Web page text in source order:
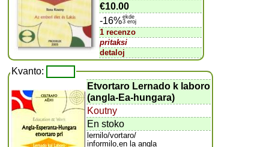
€10.00
-16%ekde
3 eroj
1 recenzo
pritaksi
detaloj
Kvanto:
Etvortaro Lernado k laboro
(angla-Ea-hungara)
Koutny
En stoko
lernilo/vortaro/
informilo,en la angla